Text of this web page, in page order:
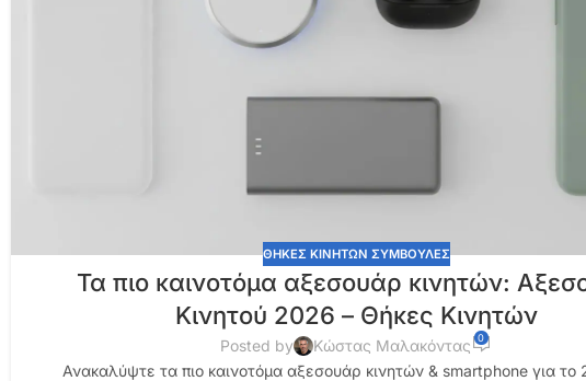
ΘΗΚΕΣ ΚΙΝΗΤΩΝ ΣΥΜΒΟΥΛΕΣ
Τα πιο καινοτόμα αξεσουάρ κινητών:
Κινητού 2026 – Θήκες Κινητών
Posted by Κώστας Μαλακόντας 0
Ανακαλύψτε τα πιο καινοτόμα αξεσουάρ κινητών & smartphone για το